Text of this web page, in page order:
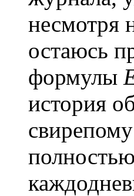
несмотря
остаюсь
формулы
история